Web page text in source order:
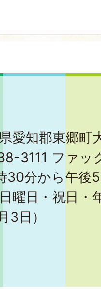
愛知郡東郷町
3111 ファ
30分から午後
曜日・祝日・
3日）